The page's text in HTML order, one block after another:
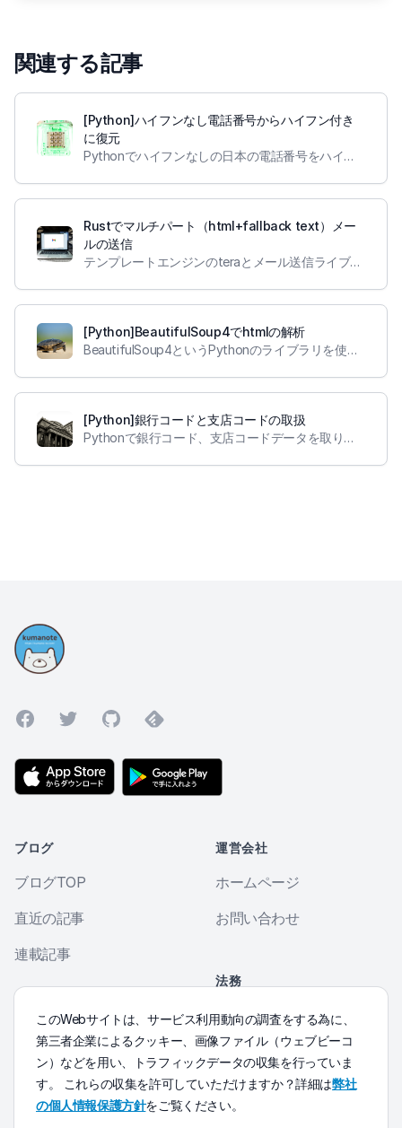
関連する記事
[Python]ハイフンなし電話番号からハイフン付き
に復元
Pythonでハイフンなしの日本の電話番号をハイフン付きのものに変換する
Rustでマルチパート（html+fallback text）メー
ルの送信
テンプレートエンジンのteraとメール送信ライブラリであるlettreを使ってマルチパートのメール送信を試しました。
[Python]BeautifulSoup4でhtmlの解析
BeautifulSoup4というPythonのライブラリを使って、特定のURLのコンテンツを取得し、タイトルや説明文を取得できるようにしました。
[Python]銀行コードと支店コードの取扱
Pythonで銀行コード、支店コードデータを取り扱う便利なライブラリzengin-codeを導入しました。
FacebookTwitterGitHubFeedly
ブログ
ブログTOP
直近の記事
連載記事
その他
Morse符号練習
運営会社
ホームページ
お問い合わせ
法務
個人情報保護方針
このWebサイトは、サービス利用動向の調査をする為に、
第三者企業によるクッキー、画像ファイル（ウェブビーコ
ン）などを用い、トラフィックデータの収集を行っていま
す。 これらの収集を許可していただけますか？詳細は弊社
の個人情報保護方針をご覧ください。